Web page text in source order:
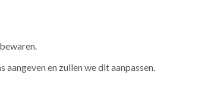
en zullen we dit aanpassen.